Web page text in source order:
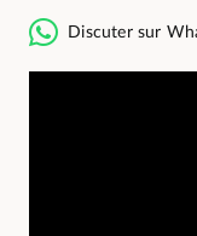
Discuter sur